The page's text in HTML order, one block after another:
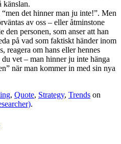
känslan.
det hinner man ju inte!”. Men
av oss – eller åtminstone
den personen, som anser att han
på vad som faktiskt händer inom
reagera om hans eller hennes
vet – man hinner ju inte hänga
när man kommer in med sin nya
, Quote, Strategy, Trends on
.